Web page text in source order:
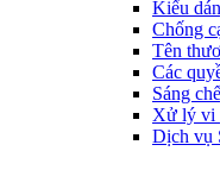
Kiểu
Chống
Tên
Các
Sáng
Xử lý vi
Dịch vụ